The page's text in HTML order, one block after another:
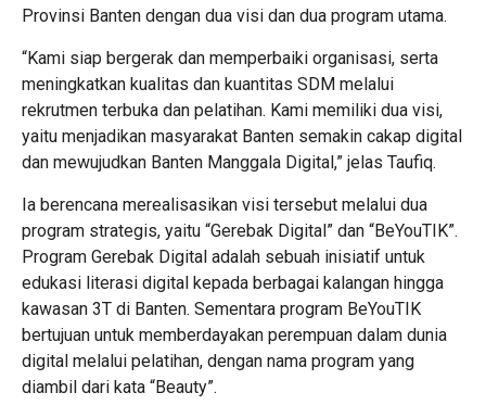
Provinsi Banten dengan dua visi dan dua program utama.
“Kami siap bergerak dan memperbaiki organisasi, serta
meningkatkan kualitas dan kuantitas SDM melalui
rekrutmen terbuka dan pelatihan. Kami memiliki dua visi,
yaitu menjadikan masyarakat Banten semakin cakap digital
dan mewujudkan Banten Manggala Digital,” jelas Taufiq.
Ia berencana merealisasikan visi tersebut melalui dua
program strategis, yaitu “Gerebak Digital” dan “BeYouTIK”.
Program Gerebak Digital adalah sebuah inisiatif untuk
edukasi literasi digital kepada berbagai kalangan hingga
kawasan 3T di Banten. Sementara program BeYouTIK
bertujuan untuk memberdayakan perempuan dalam dunia
digital melalui pelatihan, dengan nama program yang
diambil dari kata “Beauty”.